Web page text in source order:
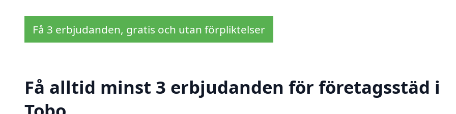
Få 3 erbjudanden, gratis och utan förpliktelser
Få alltid minst 3 erbjudanden för företagsstäd i